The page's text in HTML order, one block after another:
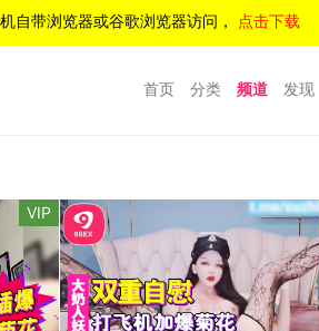
自带浏览器或谷歌浏览器访问， 点击下载
首页 分类 频道 发现
VIP